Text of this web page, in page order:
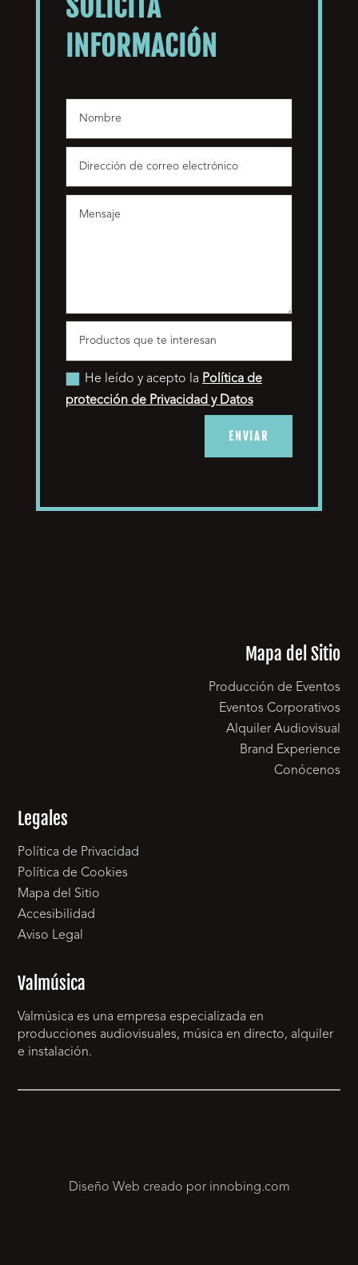
SOLICITA
INFORMACIÓN
He leído y acepto la Política de
protección de Privacidad y Datos
ENVIAR
Mapa del Sitio
Producción de Eventos
Eventos Corporativos
Alquiler Audiovisual
Brand Experience
Conócenos
Legales
Política de Privacidad
Política de Cookies
Mapa del Sitio
Accesibilidad
Aviso Legal
Valmúsica
Valmúsica es una empresa especializada en
producciones audiovisuales, música en directo, alquiler
e instalación.
Diseño Web creado por innobing.com